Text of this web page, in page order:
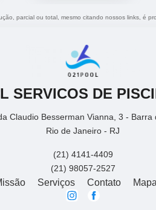
parcial ou total, mesmo citando nossos links, é
SERVICOS DE
Claudio Besserman Vianna, 3 - Barra
Rio de Janeiro - RJ
(21) 4141-4409
(21) 98057-2527
Serviços Contato